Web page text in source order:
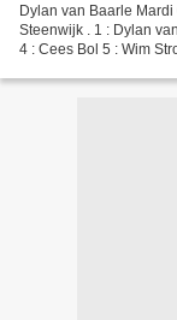
Dylan van Baarle
Steenwijk . 1 : Dylan
4 : Cees Bol 5 : Wim